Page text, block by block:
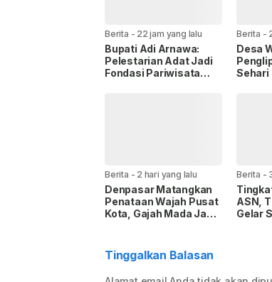
Berita - 22 jam yang lalu
Bupati Adi Arnawa:
Pelestarian Adat Jadi
Fondasi Pariwisata
Berita -
Desa
Sehari
Berita - 2 hari yang lalu
Denpasar Matangkan
Penataan Wajah Pusat
Kota, Gajah Mada Jadi
Berita -
ASN,
Gelar
Tinggalkan Balasan